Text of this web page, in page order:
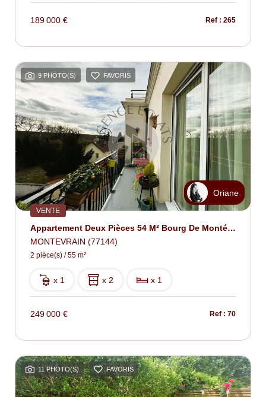
189 000 € Ref : 265
9 PHOTO(S) FAVORIS
Oriane
VENTE
Appartement Deux Pièces 54 M² Bourg De Montévrain
MONTEVRAIN (77144)
2 pièce(s) / 55 m²
x 1 x 2 x 1
249 000 € Ref : 70
11 PHOTO(S) FAVORIS